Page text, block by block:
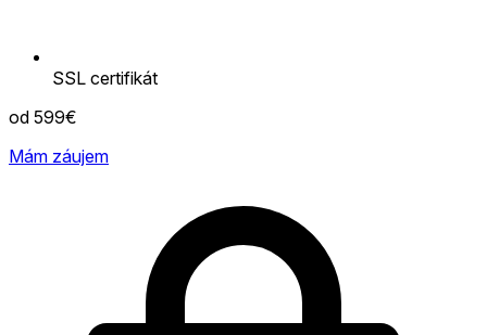
SSL certifikát
od 599€
Mám záujem